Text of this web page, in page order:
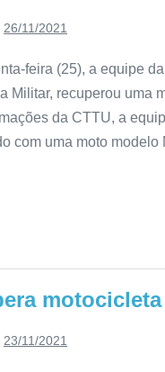
26/11/2021
feira (25), a equipe
Militar, recuperou uma
da CTTU, a
com uma moto
23/11/2021